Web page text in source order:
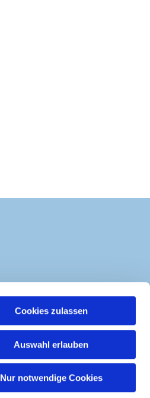
Cookies zulassen
Auswahl erlauben
Nur notwendige Cookies